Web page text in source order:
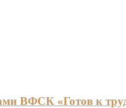
ВФСК «Готов к